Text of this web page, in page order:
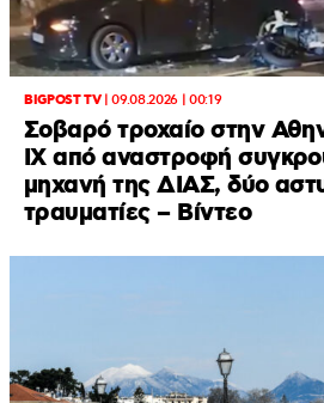
BIGPOST TV|09.08.2026 | 00:19
Σοβαρό τροχαίο στην
ΙΧ από αναστροφή
μηχανή της ΔΙΑΣ, δύο
τραυματίες – Βίντεο